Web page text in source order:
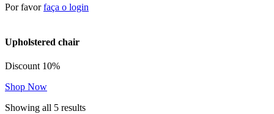
Por favorfaça o login
Upholstered chair
Discount 10%
Shop Now
Showing all 5 results